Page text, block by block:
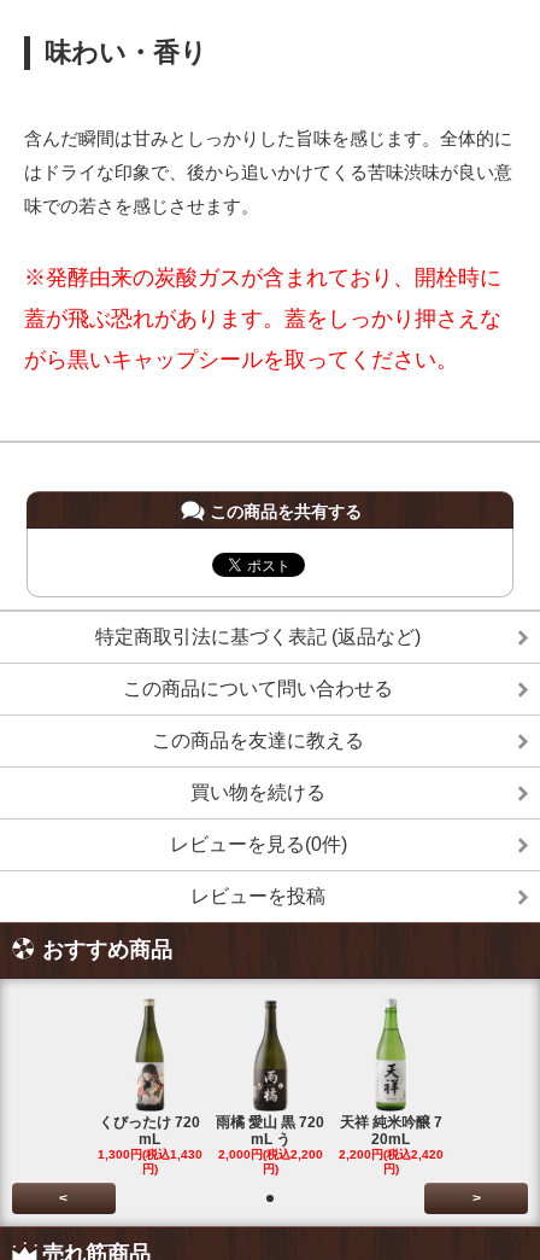
味わい・香り
含んだ瞬間は甘みとしっかりした旨味を感じます。全体的に
はドライな印象で、後から追いかけてくる苦味渋味が良い意
味での若さを感じさせます。
※発酵由来の炭酸ガスが含まれており、開栓時に
蓋が飛ぶ恐れがあります。蓋をしっかり押さえな
がら黒いキャップシールを取ってください。
この商品を共有する
特定商取引法に基づく表記 (返品など)
この商品について問い合わせる
この商品を友達に教える
買い物を続ける
レビューを見る(0件)
レビューを投稿
おすすめ商品
くびったけ 720
mL
1,300円(税込1,430
円)
雨橘 愛山 黒 720
mL う
2,000円(税込2,200
円)
天祥 純米吟醸 7
20mL
2,200円(税込2,420
円)
< >
売れ筋商品